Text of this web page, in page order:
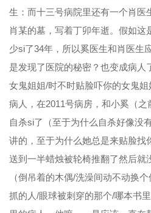
生：而十三号病院里还有一个肖医
肖某的墓，写着丁卯年逝。假如这
少si了34年，所以奚医生和肖医生
是发现了医院的秘密？也变成病人
女鬼姐姐/时不时贴脸吓你的女鬼
病人，在2011号病房，和小奚（
自杀si了（至于为什么自杀好像
讲的，至于为什么她总是来贴脸找
送到一半蜡烛被轮椅推翻了然后
（倒吊着的木偶/洗澡间动不动换
抓的人/眼球被刺穿的那个/哪本书